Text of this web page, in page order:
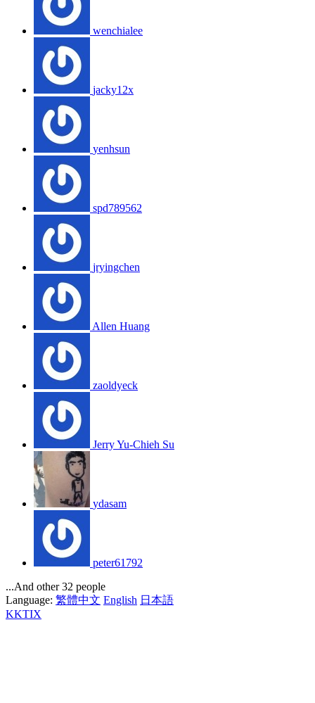
wenchialee
jacky12x
yenhsun
spd789562
jryingchen
Allen Huang
zaoldyeck
Jerry Yu-Chieh Su
ydasam
peter61792
...And other 32 people
Language: 繁體中文 English 日本語
KKTIX